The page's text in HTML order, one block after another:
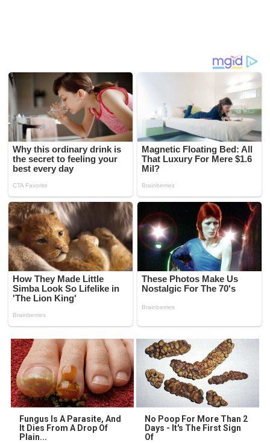
Fungus Is A Parasite, And
It Dies From A Drop Of
Plain...
No Poop For More Than 2
Days - It's The First Sign
Of